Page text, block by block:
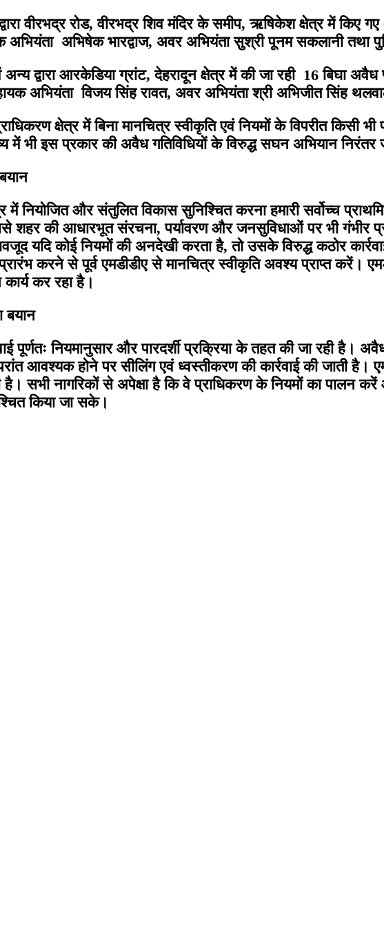
वीरभद्र रोड, वीरभद्र शिव मंदिर के समीप, ऋषिकेश क्षेत्र में किए
अभियंता अभिषेक भारद्वाज, अवर अभियंता सुश्री पूनम सकलानी तथा
द्वारा आरकेडिया ग्रांट, देहरादून क्षेत्र में की जा रही 16 बिघा अवैध
अभियंता विजय सिंह रावत, अवर अभियंता श्री अभिजीत सिंह
क्षेत्र में बिना मानचित्र स्वीकृति एवं नियमों के विपरीत किसी
में भी इस प्रकार की अवैध गतिविधियों के विरुद्ध सघन अभियान निरंतर
में नियोजित और संतुलित विकास सुनिश्चित करना हमारी सर्वोच्च
की आधारभूत संरचना, पर्यावरण और जनसुविधाओं पर भी गंभीर
यदि कोई नियमों की अनदेखी करता है, तो उसके विरुद्ध कठोर
करने से पूर्व एमडीडीए से मानचित्र स्वीकृति अवश्य प्राप्त करें।
कर रहा है।
बयान
पूर्णतः नियमानुसार और पारदर्शी प्रक्रिया के तहत की जा रही है।
आवश्यक होने पर सीलिंग एवं ध्वस्तीकरण की कार्रवाई की जाती है।
है। सभी नागरिकों से अपेक्षा है कि वे प्राधिकरण के नियमों का पालन
किया जा सके।